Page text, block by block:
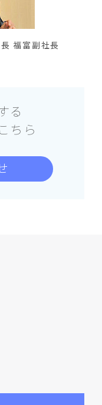
福富副社長
る
ちら